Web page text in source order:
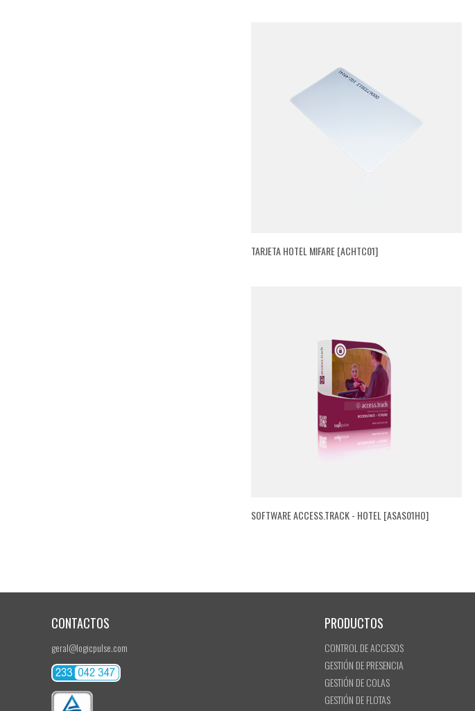
TARJETA HOTEL MIFARE [ACHTC01]
SOFTWARE ACCESS.TRACK - HOTEL [ASAS01HO]
CONTACTOS
geral@logicpulse.com
PRODUCTOS
CONTROL DE ACCESOS
GESTIÓN DE PRESENCIA
GESTIÓN DE COLAS
GESTIÓN DE FLOTAS